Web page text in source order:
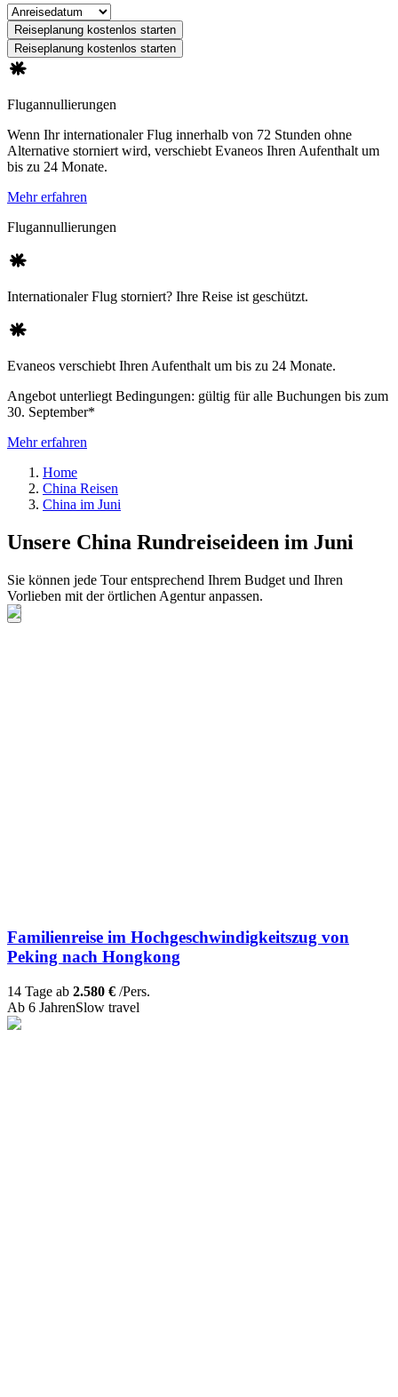
Reiseplanung kostenlos starten
Reiseplanung kostenlos starten
Flugannullierungen
Wenn Ihr internationaler Flug innerhalb von 72 Stunden ohne
Alternative storniert wird, verschiebt Evaneos Ihren Aufenthalt um
bis zu 24 Monate.
Mehr erfahren
Flugannullierungen
Internationaler Flug storniert? Ihre Reise ist geschützt.
Evaneos verschiebt Ihren Aufenthalt um bis zu 24 Monate.
Angebot unterliegt Bedingungen: gültig für alle Buchungen bis zum
30. September*
Mehr erfahren
Home
China Reisen
China im Juni
Unsere China Rundreiseideen im Juni
Sie können jede Tour entsprechend Ihrem Budget und Ihren
Vorlieben mit der örtlichen Agentur anpassen.
Familienreise im Hochgeschwindigkeitszug von
Peking nach Hongkong
14 Tage ab 2.580 € /Pers.
Ab 6 JahrenSlow travel